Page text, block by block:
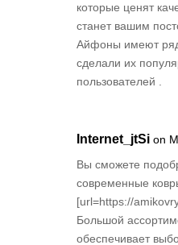
которые ценят
станет вашим
Айфоны имеют
сделали их
пользователей .
Internet_jtSi on
Вы сможете
современные
[url=https://
Большой
обеспечивает